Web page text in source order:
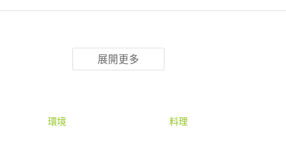
展開更多
環境 料理